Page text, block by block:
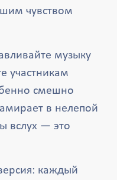
чувством
музыку
участникам
смешно
в нелепой
вслух — это
каждый